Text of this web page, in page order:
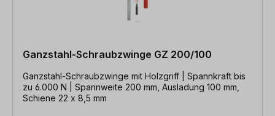
Ganzstahl-Schraubzwinge GZ 200/100
Ganzstahl-Schraubzwinge mit Holzgriff | Spannkraft bis
zu 6.000 N | Spannweite 200 mm, Ausladung 100 mm,
Schiene 22 x 8,5 mm